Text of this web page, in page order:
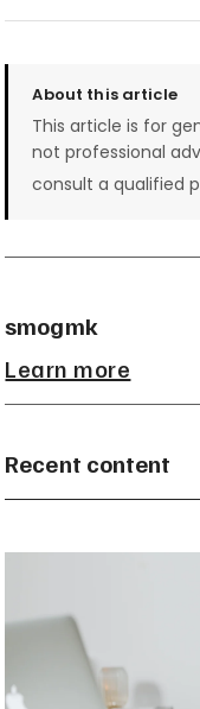
About this article
This article is for
not professional
consult a qualified
smogmk
Learn more
Recent content